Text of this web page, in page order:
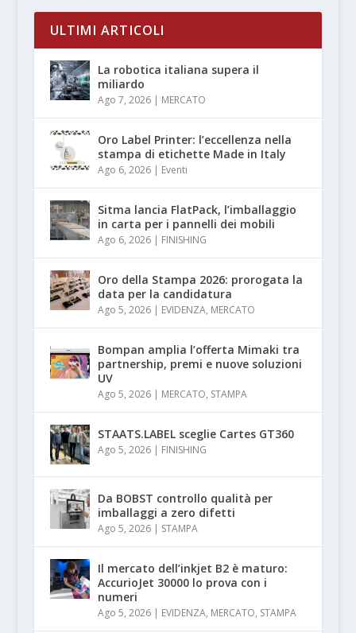
ULTIMI ARTICOLI
La robotica italiana supera il
miliardo
Ago 7, 2026| MERCATO
Oro Label Printer: l’eccellenza nella
stampa di etichette Made in Italy
Ago 6, 2026| Eventi
Sitma lancia FlatPack, l’imballaggio
in carta per i pannelli dei mobili
Ago 6, 2026| FINISHING
Oro della Stampa 2026: prorogata la
data per la candidatura
Ago 5, 2026| EVIDENZA, MERCATO
Bompan amplia l’offerta Mimaki tra
partnership, premi e nuove soluzioni
UV
Ago 5, 2026| MERCATO, STAMPA
STAATS.LABEL sceglie Cartes GT360
Ago 5, 2026| FINISHING
Da BOBST controllo qualità per
imballaggi a zero difetti
Ago 5, 2026| STAMPA
Il mercato dell’inkjet B2 è maturo:
AccurioJet 30000 lo prova con i
numeri
Ago 5, 2026| EVIDENZA, MERCATO, STAMPA